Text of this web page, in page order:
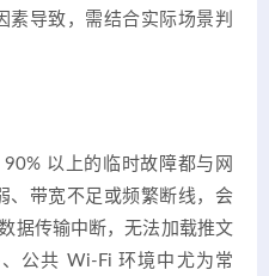
素导致，需结合实际场景判
以上的临时故障都与网
、带宽不足或频繁断线，会
据传输中断，无法加载推文
公共 Wi-Fi 环境中尤为常